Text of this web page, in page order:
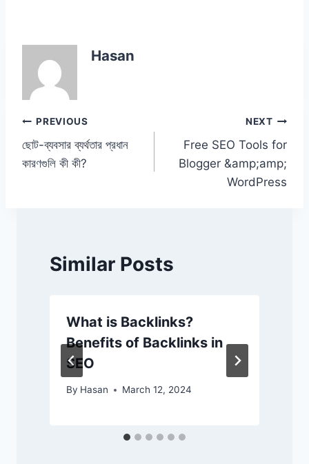
e
b
o
o
k
er s
Hasan
Post
navigation
PREVIOUS
ছোট-ব্যবসার ব্যর্থতার প্রধান
কারণগুলি কী কী?
NEXT
Free SEO Tools for
Blogger &amp;amp;
WordPress
Similar Posts
What is Backlinks?
Benefits of Backlinks in
SEO
By Hasan March 12, 2024